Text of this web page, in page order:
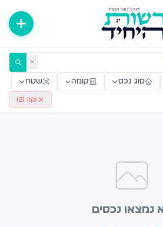
— רשות היחיד ✕
סוג נכס קומה שטח
נקה (2
)
נמצאו נכסים